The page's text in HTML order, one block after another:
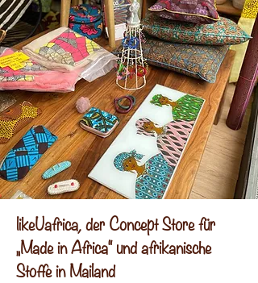
likeUafrica, der Concept Store für
„Made in Africa“ und afrikanische
Stoffe in Mailand